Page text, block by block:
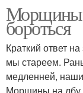
Морщины:
бороться
Краткий ответ
мы стареем.
медленней,